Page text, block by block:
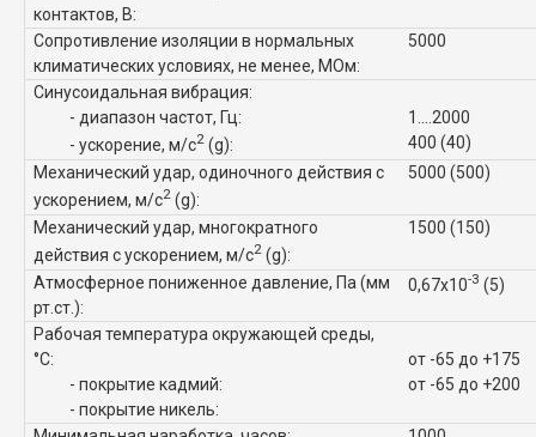
контактов, В:
Сопротивление изоляции в нормальных
климатических условиях, не менее, МОм:
5000
Синусоидальная вибрация:
- диапазон частот, Гц:
- ускорение, м/с2 (g):
1....2000
400 (40)
Механический удар, одиночного действия с
ускорением, м/с2 (g):
5000 (500)
Механический удар, многократного
действия с ускорением, м/с2 (g):
1500 (150)
Атмосферное пониженное давление, Па (мм
рт.ст.):
0,67x10-3 (5)
Рабочая температура окружающей среды,
°C:
- покрытие кадмий:
- покрытие никель:
от -65 до +175
от -65 до +200